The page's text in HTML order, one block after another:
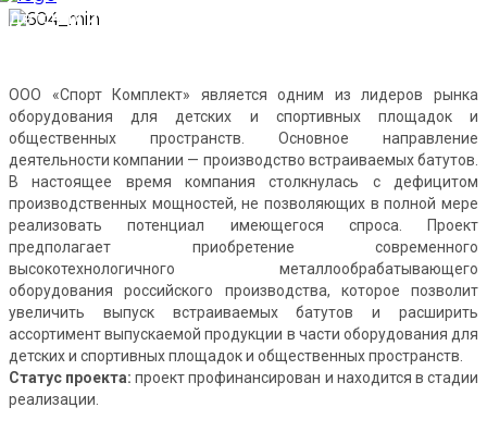
детских и спортивных площадок и общественных
ООО «Спорт Комплект» является одним из лидеров рынка
оборудования для детских и спортивных площадок и
общественных пространств. Основное направление
деятельности компании — производство встраиваемых батутов.
В настоящее время компания столкнулась с дефицитом
производственных мощностей, не позволяющих в полной мере
реализовать потенциал имеющегося спроса. Проект
предполагает приобретение современного
высокотехнологичного металлообрабатывающего
оборудования российского производства, которое позволит
увеличить выпуск встраиваемых батутов и расширить
ассортимент выпускаемой продукции в части оборудования для
детских и спортивных площадок и общественных пространств.
Статус проекта: проект профинансирован и находится в стадии
реализации.